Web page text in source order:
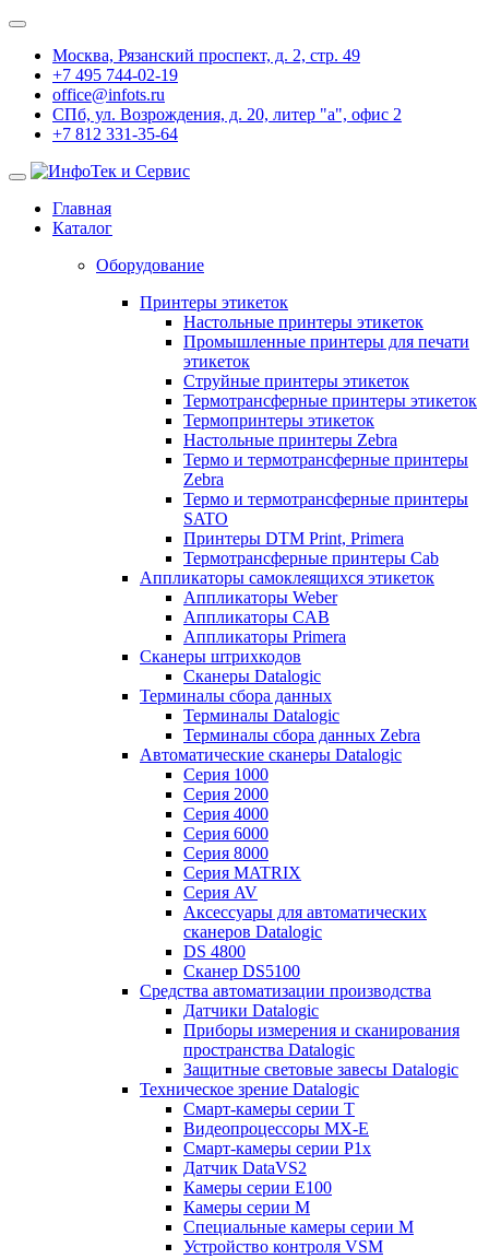
Москва, Рязанский проспект, д. 2, стр. 49
+7 495 744-02-19
office@infots.ru
СПб, ул. Возрождения, д. 20, литер "a", офис 2
+7 812 331-35-64
Главная
Каталог
Оборудование
Принтеры этикеток
Настольные принтеры этикеток
Промышленные принтеры для печати
этикеток
Струйные принтеры этикеток
Термотрансферные принтеры этикеток
Термопринтеры этикеток
Настольные принтеры Zebra
Термо и термотрансферные принтеры
Zebra
Термо и термотрансферные принтеры
SATO
Принтеры DTM Print, Primera
Термотрансферные принтеры Cab
Аппликаторы самоклеящихся этикеток
Аппликаторы Weber
Аппликаторы CAB
Аппликаторы Primera
Сканеры штрихкодов
Сканеры Datalogic
Терминалы сбора данных
Терминалы Datalogic
Терминалы сбора данных Zebra
Автоматические сканеры Datalogic
Серия 1000
Серия 2000
Серия 4000
Серия 6000
Серия 8000
Серия MATRIX
Серия AV
Аксессуары для автоматических
сканеров Datalogic
DS 4800
Сканер DS5100
Средства автоматизации производства
Датчики Datalogic
Приборы измерения и сканирования
пространства Datalogic
Защитные световые завесы Datalogic
Техническое зрение Datalogic
Смарт-камеры серии T
Видеопроцессоры MX-E
Смарт-камеры серии P1x
Датчик DataVS2
Камеры серии E100
Камеры серии M
Специальные камеры серии M
Устройство контроля VSM